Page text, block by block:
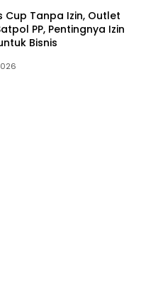
Cup Tanpa Izin, Outlet
PP, Pentingnya Izin
Bisnis